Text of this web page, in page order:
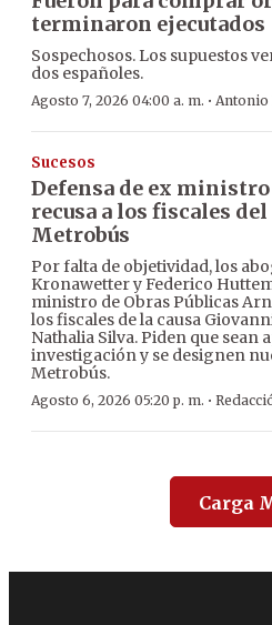
terminaron ejecutados
Sospechosos. Los supuestos
dos españoles.
Agosto 7, 2026 04:00 a. m. · Antonio
Sucesos
Defensa de ex
recusa a los fiscales del
Metrobús
Por falta de objetividad, los
Kronawetter y Federico
ministro de Obras Públicas
los fiscales de la causa
Nathalia Silva. Piden que sean
investigación y se designen
Metrobús.
Agosto 6, 2026 05:20 p. m. ·
Carga